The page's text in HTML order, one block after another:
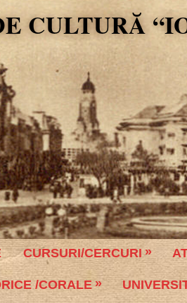
CULTURĂ
CURSURI/CERCURI
/CORALE